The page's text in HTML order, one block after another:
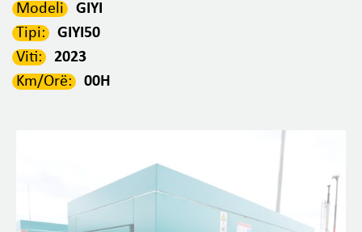
Modeli
GIYI
Tipi:
GIYI50
Viti:
2023
Km/Orë:
00H